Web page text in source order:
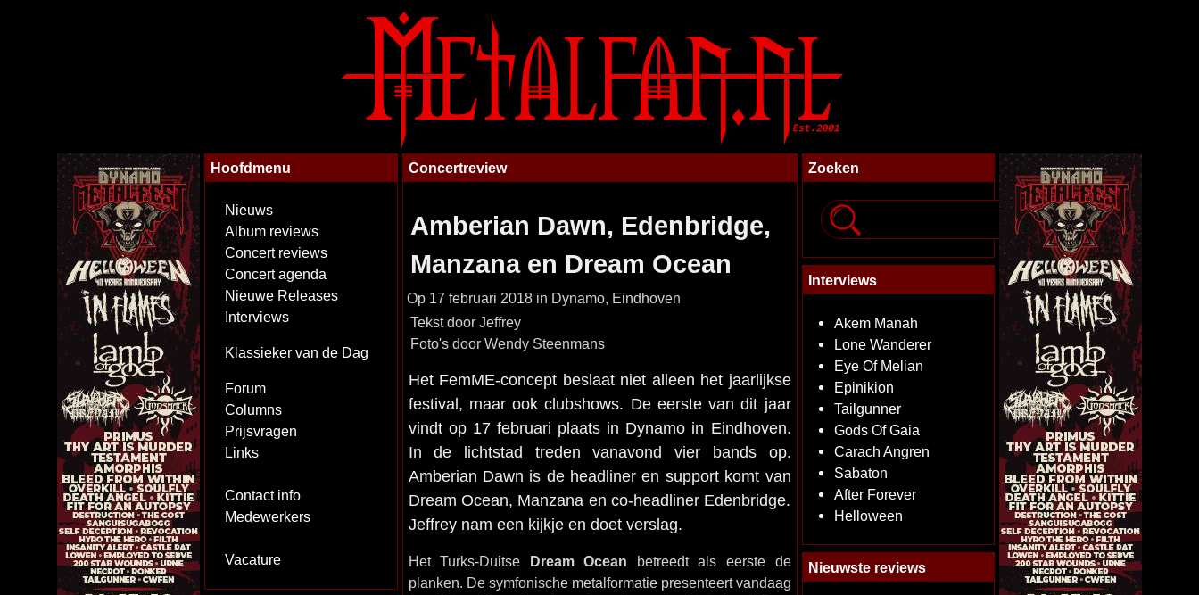
Hoofdmenu
Nieuws
Album reviews
Concert reviews
Concert agenda
Nieuwe Releases
Interviews
Klassieker van de Dag
Forum
Columns
Prijsvragen
Links
Contact info
Medewerkers
Vacature
Concertreview
Amberian Dawn, Edenbridge,
Manzana en Dream Ocean
Op 17 februari 2018 in Dynamo, Eindhoven
Tekst door Jeffrey
Foto's door Wendy Steenmans
Het FemME-concept beslaat niet alleen het jaarlijkse
festival, maar ook clubshows. De eerste van dit jaar
vindt op 17 februari plaats in Dynamo in Eindhoven.
In de lichtstad treden vanavond vier bands op.
Amberian Dawn is de headliner en support komt van
Dream Ocean, Manzana en co-headliner Edenbridge.
Jeffrey nam een kijkje en doet verslag.
Het Turks-Duitse Dream Ocean betreedt als eerste de
planken. De symfonische metalformatie presenteert vandaag
Zoeken
Interviews
Akem Manah
Lone Wanderer
Eye Of Melian
Epinikion
Tailgunner
Gods Of Gaia
Carach Angren
Sabaton
After Forever
Helloween
Nieuwste reviews